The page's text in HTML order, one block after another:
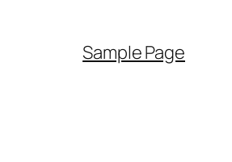
Sample Page